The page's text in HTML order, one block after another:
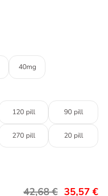
40mg
120 pill 90 pill
270 pill 20 pill
42,68€ 35,57 €